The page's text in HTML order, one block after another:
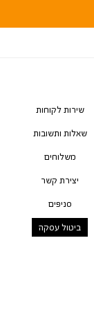
שירות לקוחות
שאלות ותשובות
משלוחים
יצירת קשר
סניפים
ביטול עסקה